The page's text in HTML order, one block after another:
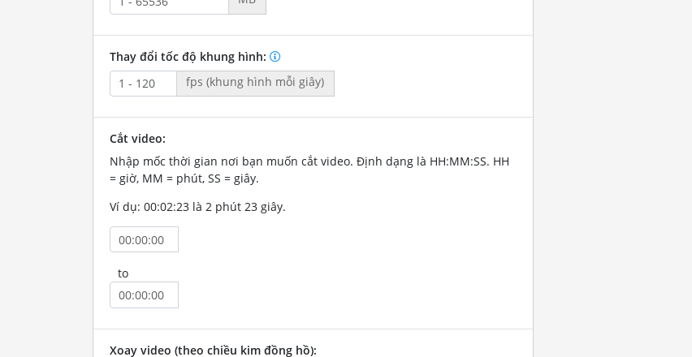
Thay đổi tốc độ khung hình:
fps (khung hình mỗi giây)
Cắt video:
Nhập mốc thời gian nơi bạn muốn cắt video. Định dạng là HH:MM:SS. HH
= giờ, MM = phút, SS = giây.
Ví dụ: 00:02:23 là 2 phút 23 giây.
to
Xoay video (theo chiều kim đồng hồ):